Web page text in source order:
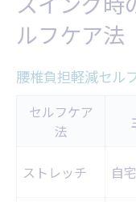
ルフケア法
腰椎負担軽減セル
セルフケア
法
ストレッチ 自